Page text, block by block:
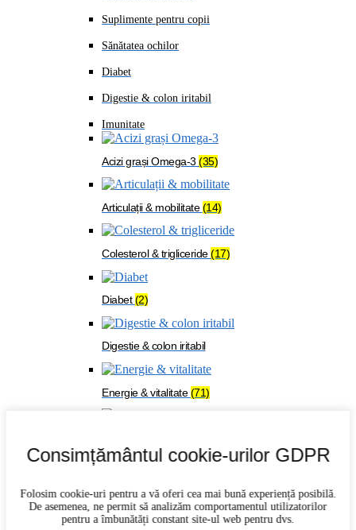
Suplimente pentru copii
Sănătatea ochilor
Diabet
Digestie & colon iritabil
Imunitate
Acizi grași Omega-3 (35)
Articulații & mobilitate(14)
Colesterol & trigliceride(17)
Diabet(2)
Digestie & colon iritabil
Energie & vitalitate(71)
Consimțământul cookie-urilor GDPR
Folosim cookie-uri pentru a vă oferi cea mai bună experiență posibilă.
De asemenea, ne permit să analizăm comportamentul utilizatorilor
pentru a îmbunătăți constant site-ul web pentru dvs.